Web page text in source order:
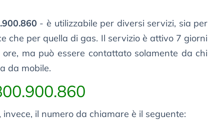
- è utilizzabile per diversi servizi, sia per
che per quella di gas. Il servizio è attivo 7 giorni
ma può essere contattato solamente da chi
da mobile.
, invece, il numero da chiamare è il seguente: